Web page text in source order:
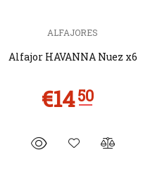
ALFAJORES
Alfajor HAVANNA Nuez x6